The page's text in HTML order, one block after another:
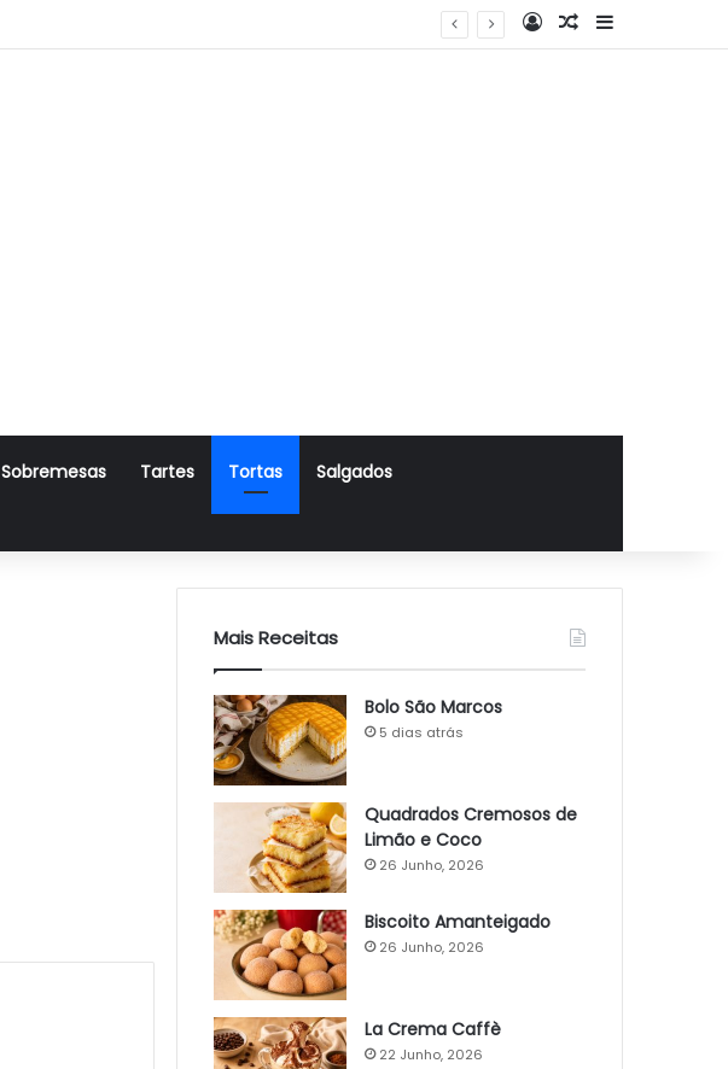
Log InArtigo Aleatório
Sidebar
Sobremesas Tartes Tortas Salgados
Mais Receitas
Bolo São Marcos
5 dias atrás
Quadrados Cremosos de
Limão e Coco
26 Junho, 2026
Biscoito Amanteigado
26 Junho, 2026
La Crema Caffè
22 Junho, 2026